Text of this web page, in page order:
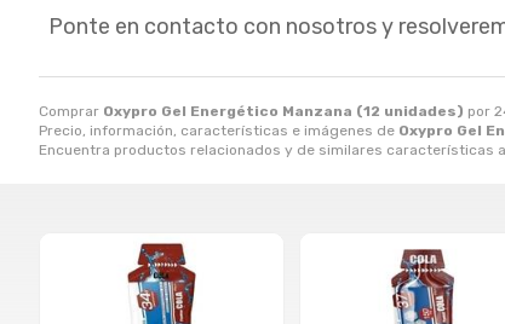
Comprar Oxypro Gel Energético Manzana (12 unidades) por
Precio, información, características e imágenes de Oxypro Gel
Encuentra productos relacionados y de similares características a
Ponte en contacto con nosotros y